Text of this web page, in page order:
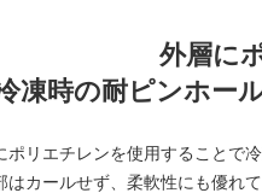
外層に
凍時の耐ピンホー
ポリエチレンを使用することで
はカールせず、柔軟性にも優れ